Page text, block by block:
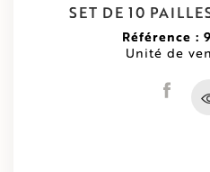
SET DE 10
Référence :
Unité de